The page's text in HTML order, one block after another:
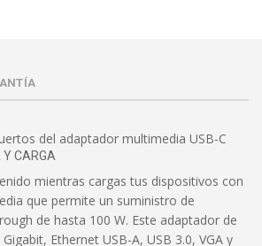
CARGA
mientras cargas tus dispositivos con
que permite un suministro de
de hasta 100 W. Este adaptador de
Ethernet USB-A, USB 3.0, VGA y